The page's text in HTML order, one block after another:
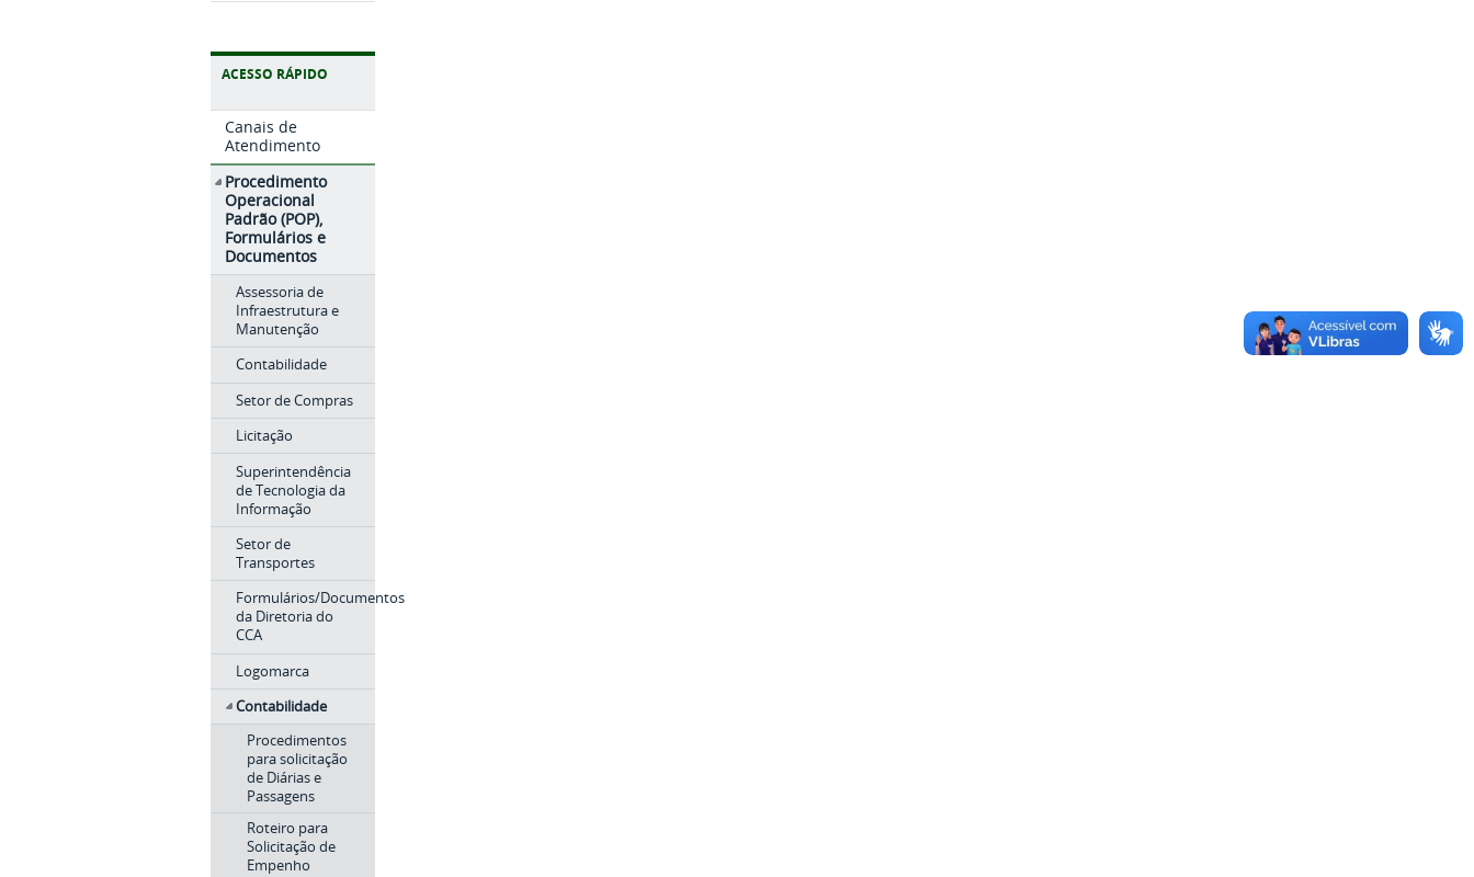
ACESSO RÁPIDO
Canais de
Atendimento
Procedimento
Operacional
Padrão (POP),
Formulários e
Documentos
Assessoria de
Infraestrutura e
Manutenção
Contabilidade
Setor de Compras
Licitação
Superintendência
de Tecnologia da
Informação
Setor de
Transportes
Formulários/Documentos
da Diretoria do
CCA
Logomarca
Contabilidade
Procedimentos
para solicitação
de Diárias e
Passagens
Roteiro para
Solicitação de
Empenho